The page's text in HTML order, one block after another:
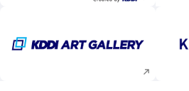
新規ウィンドウで開く